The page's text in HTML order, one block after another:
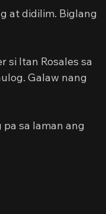
at didilim. Biglang
si Itan Rosales sa
Galaw nang
sa laman ang